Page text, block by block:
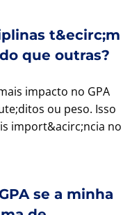
t&ecirc;m
que outras?
impacto no GPA
ou peso. Isso
import&acirc;ncia no
se a minha